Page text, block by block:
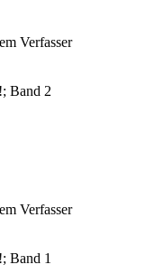
Verfasser
Band 2
Verfasser
Band 1